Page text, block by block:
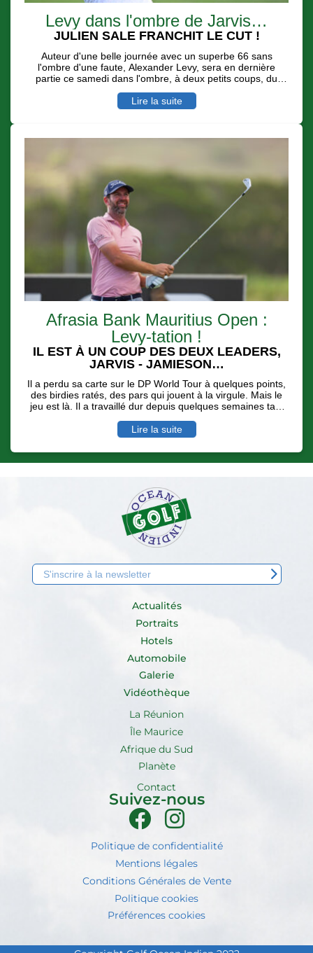
Levy dans l'ombre de Jarvis…
JULIEN SALE FRANCHIT LE CUT !
Auteur d'une belle journée avec un superbe 66 sans
l'ombre d'une faute, Alexander Levy, sera en dernière
partie ce samedi dans l'ombre, à deux petits coups, du
difficiles et dignes d'un Links. Le Réunionnais Julien Sale
au su - avec 7 birdies pour deux boggeys - se remettre en
Lire la suite
Afrasia Bank Mauritius Open :
Levy-tation !
IL EST À UN COUP DES DEUX LEADERS,
JARVIS - JAMIESON…
Il a perdu sa carte sur le DP World Tour à quelques points,
des birdies ratés, des pars qui jouent à la virgule. Mais le
jeu est là. Il a travaillé dur depuis quelques semaines tant
nouvelle saison sur la deuxième division européenne,
l'Hotel Planner Tour pouvait payer… Invité sur l'Afrasia
Bank Mauritius Open, malgré des conditions de jeu digne
d'un vrai Links ( rafales de vent et de pluie ), Alexander
de se faire dépasser par l'écossais Scott Jamieson et le
sud Africain Casey Jarvis.
Lire la suite
Actualités
Portraits
Hotels
Automobile
Galerie
Vidéothèque
La Réunion
Île Maurice
Afrique du Sud
Planète
Contact
Suivez-nous
Politique de confidentialité
Mentions légales
Conditions Générales de Vente
Politique cookies
Préférences cookies